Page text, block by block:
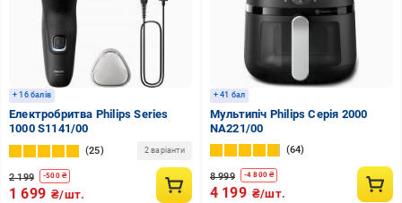
+ 16 балів
Електробритва Philips Series
1000 S1141/00
25 2 варіанти
2 199 -500₴
1 699 ₴/шт.
+ 41 бал
Мультипіч Philips Серія 2000
NA221/00
64
8 999 -4 800 ₴
4 199 ₴/шт.